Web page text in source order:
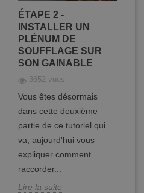
ÉTAPE 2 -
INSTALLER UN
PLÉNUM DE
SOUFFLAGE SUR
SON GAINABLE
3652 vues
Vous êtes désormais
dans cette deuxième
partie de ce tutoriel qui
va, aujourd'hui vous
expliquer comment
raccorder...
Lire la suite